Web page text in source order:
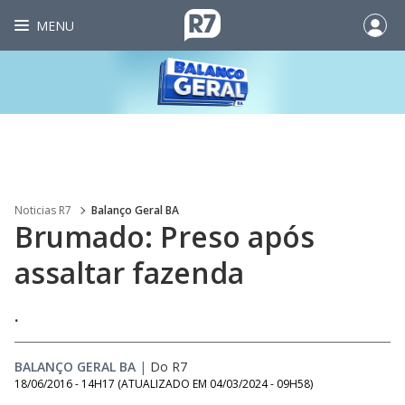
MENU
Noticias R7 Balanço Geral BA
Brumado: Preso após
assaltar fazenda
.
BALANÇO GERAL BA | Do R7
18/06/2016 - 14H17 (ATUALIZADO EM 04/03/2024 - 09H58)